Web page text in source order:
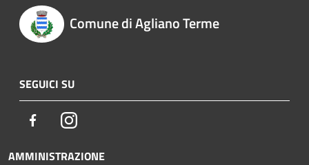
Comune di Agliano Terme
SEGUICI SU
FacebookInstagram
AMMINISTRAZIONE